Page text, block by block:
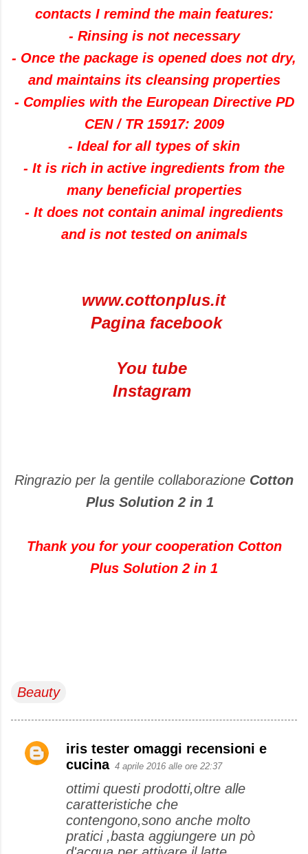
contacts I remind the main features:
- Rinsing is not necessary
- Once the package is opened does not dry,
and maintains its cleansing properties
- Complies with the European Directive PD
CEN / TR 15917: 2009
- Ideal for all types of skin
- It is rich in active ingredients from the
many beneficial properties
- It does not contain animal ingredients
and is not tested on animals
www.cottonplus.it
Pagina facebook
You tube
Instagram
Ringrazio per la gentile collaborazione Cotton
Plus Solution 2 in 1
Thank you for your cooperation Cotton
Plus Solution 2 in 1
Beauty
C
iris tester omaggi recensioni e
cucina 4 aprile 2016 alle ore 22:37
ottimi questi prodotti,oltre alle
caratteristiche che
contengono,sono anche molto
pratici ,basta aggiungere un pò